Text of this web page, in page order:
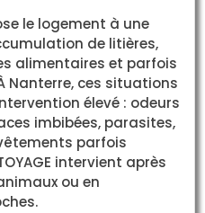
le logement à une
de litières,
alimentaires et parfois
Nanterre, ces situations
élevé : odeurs
imbibées, parasites,
parfois
intervient après
ou en